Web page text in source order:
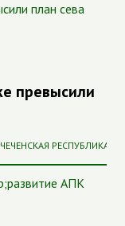
превысили
ЧЕЧЕНСКАЯ РЕСПУБЛИКА